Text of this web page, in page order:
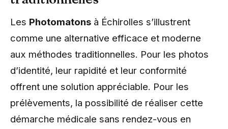
Les Photomatons à Échirolles s’illustrent
comme une alternative efficace et moderne
aux méthodes traditionnelles. Pour les photos
d’identité, leur rapidité et leur conformité
offrent une solution appréciable. Pour les
prélèvements, la possibilité de réaliser cette
démarche médicale sans rendez-vous en